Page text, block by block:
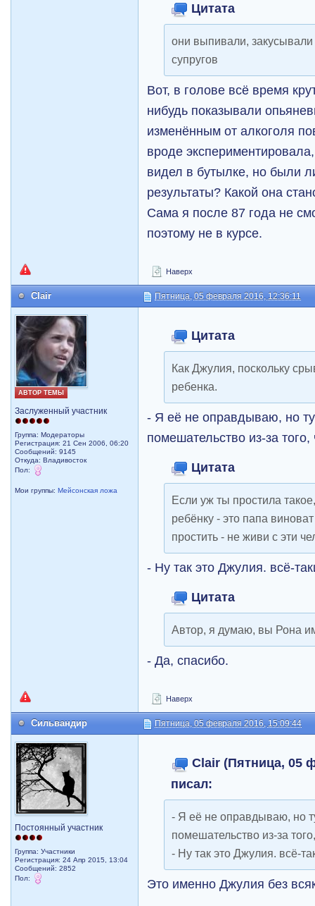
Цитата
они выпивали,
супругов
Вот, в голове всё время
нибудь показывали
изменённым от алкоголя
вроде
видел в бутылке, но были
результаты? Какой она
Сама я после 87 года не
поэтому не в курсе.
Наверх
Clair Пятница, 05 февраля 2016, 12:36:11
АВТОР ТЕМЫ
Заслуженный участник
Группа: Модераторы
Регистрация: 21 Сен 2006, 06:20
Сообщений: 9145
Откуда: Владивосток
Пол:
Мои группы: Мейсонская ложа
Цитата
Как Джулия, поскольку
ребенка.
- Я её не оправдываю, но
помешательство из-за того,
Цитата
Если уж ты простила
ребёнку - это папа
простить - не живи с эти
- Ну так это Джулия. всё-
Цитата
Автор, я думаю, вы Рона
- Да, спасибо.
Наверх
Сильвандир Пятница, 05 февраля 2016, 15:09:44
Постоянный участник
Группа: Участники
Регистрация: 24 Апр 2015, 13:04
Сообщений: 2852
Пол:
Clair (Пятница, 05
писал:
- Я её не оправдываю, но
помешательство из-за
- Ну так это Джулия. всё-
Это именно Джулия без